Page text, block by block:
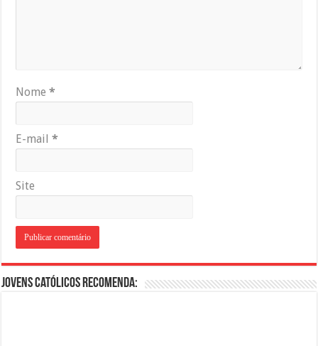
Nome*
E-mail*
Site
Jovens Católicos Recomenda: